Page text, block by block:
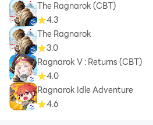
The Ragnarok (CBT)
4.3
The Ragnarok
3.0
Ragnarok V : Returns (CBT)
4.0
Ragnarok Idle Adventure
4.6